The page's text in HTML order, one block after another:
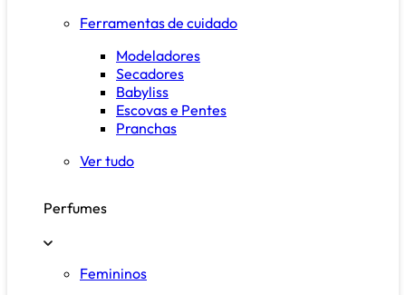
Ferramentas de cuidado
Modeladores
Secadores
Babyliss
Escovas e Pentes
Pranchas
Ver tudo
Perfumes
Femininos